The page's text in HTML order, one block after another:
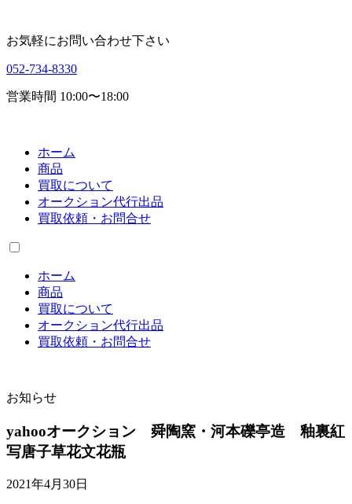
お気軽にお問い合わせ下さい
052-734-8330
営業時間 10:00〜18:00
ホーム
商品
買取について
オークション代行出品
買取依頼・お問合せ
ホーム
商品
買取について
オークション代行出品
買取依頼・お問合せ
お知らせ
yahooオークション 舜陶窯・河本礫亭造 釉裏紅
写唐子草花文花瓶
2021年4月30日